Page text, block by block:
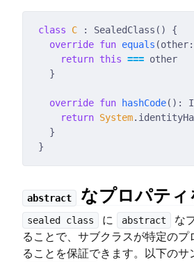
class C
override fun equals
return this ===
override fun hashCode
return System
abstract なプロパティ
sealed class に abstract
な
ることで、サブクラスが特定のプ
ることを保証できます。以下のサ